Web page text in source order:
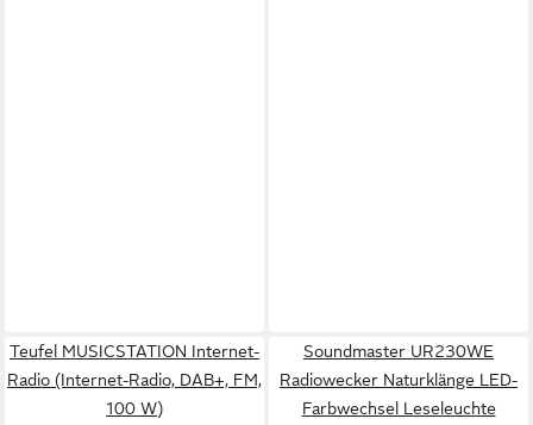
Teufel MUSICSTATION Internet-
Radio (Internet-Radio, DAB+, FM,
100 W)
Soundmaster UR230WE
Radiowecker Naturklänge LED-
Farbwechsel Leseleuchte